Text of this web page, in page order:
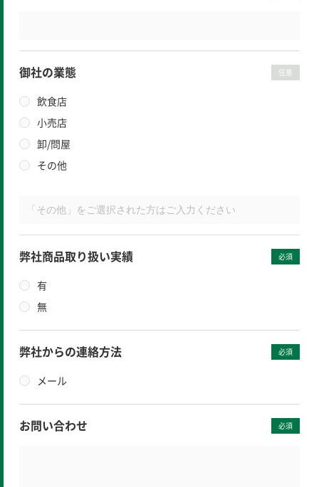
御社の業態 任意
飲食店
小売店
卸/問屋
その他
弊社商品取り扱い実績 必須
有
無
弊社からの連絡方法 必須
メール
お問い合わせ 必須